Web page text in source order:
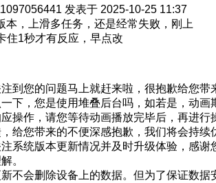
发表于 2025-10-25 11:37
本，上滑多任务，还是经常失败，刚上
住1秒才有反应，早点改
到您的问题马上就赶来啦，很抱歉给您带
下，您是使用堆叠后台吗，如若是，动画
操作，请您等待动画播放完毕后，再进行
给您带来的不便深感抱歉，我们将会持续
系统版本更新情况并及时升级体验，感谢
。
不会删除设备上的数据。但为了保证数据